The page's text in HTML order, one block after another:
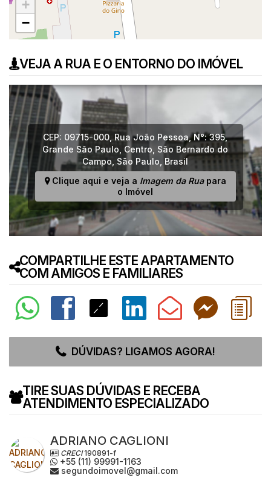
+
−
VEJA A RUA E O ENTORNO DO IMÓVEL
CEP: 09715-000, Rua João Pessoa,N°:395,
Grande São Paulo Centro São Bernardo do
Campo São Paulo Brasil
Clique aqui e veja a Imagem da Ruapara
o Imóvel
COMPARTILHE ESTE APARTAMENTO
COM AMIGOS E FAMILIARES
DÚVIDAS? LIGAMOS AGORA!
TIRE SUAS DÚVIDAS E RECEBA
ATENDIMENTO ESPECIALIZADO
ADRIANO CAGLIONI
CRECI190891-f
+55 (11) 99991-1163
segundoimovel@gmail.com